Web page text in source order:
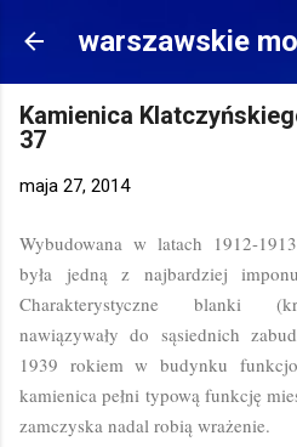
Przejdź do
warszawskie
Kamienica
37
maja 27, 2014
Wybudowana w latach 1912-
była jedną z najbardziej
Charakterystyczne blanki
nawiązywały do sąsiednich
1939 rokiem w budynku
kamienica pełni typową funkcję
zamczyska nadal robią wrażenie.